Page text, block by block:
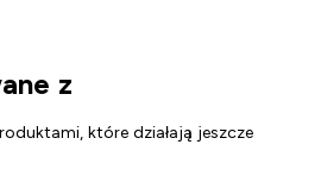
z
które działają jeszcze